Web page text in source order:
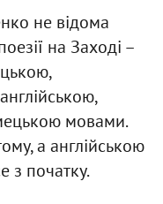
не відома
на Заході –
мовами.
а англійською
з початку.